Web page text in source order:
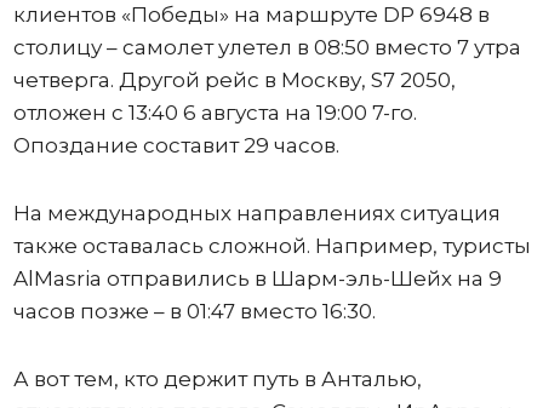
клиентов «Победы» на маршруте DP 6948 в
столицу – самолет улетел в 08:50 вместо 7 утра
четверга. Другой рейс в Москву, S7 2050,
отложен с 13:40 6 августа на 19:00 7-го.
Опоздание составит 29 часов.
На международных направлениях ситуация
также оставалась сложной. Например, туристы
AlMasria отправились в Шарм-эль-Шейх на 9
часов позже – в 01:47 вместо 16:30.
А вот тем, кто держит путь в Анталью,